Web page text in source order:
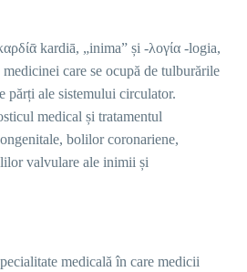
kardiā, „inima” și -λογία -logia,
medicinei care se ocupă de tulburările
părți ale sistemului circulator.
medical și tratamentul
bolilor coronariene,
valvulare ale inimii și
medicală în care medicii